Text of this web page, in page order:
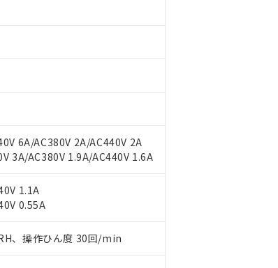
6A/AC380V 2A/AC440V 2A
3A/AC380V 1.9A/AC440V 1.6A
1.1A
0.55A
、操作ひん度 30回/min
ください。
お取引先、またはお客様担当のオムロン制御機器販売店・
「販売ネットワーク
」をご確認ください。
の承諾なく第三者に漏洩または開示しないようお願いしま
）をご利用いただくには、I-Webメンバーズにご登録され
との取引・商談に必要な範囲で利用することをご了承くだ
1000ppm以下、ポリ臭化ジフェニルエーテル類(PBDE) 1000ppm以下、
除外項目は除く。
使用がないことを確認しています。
後することがあります。
値を超えていることを示します。
せください。
: 100ppm、
チル) : 1000ppm、 BBP(フタル酸ブチルベンジル) : 1000ppm、
下であることを示します。
部に漏えいし、環境に深刻な影響を及ぼさない年数を意
せください。
、日本国政府の輸出許可(または役務取引許可)を取得する
は、上記1、2および3の内容を当該第三者に通知します。
係者が違法に輸出するおそれがある場合は、取り引きをい
お客様のお取引先、またはお客様担当のオムロン制御
さい)
公開していない機種